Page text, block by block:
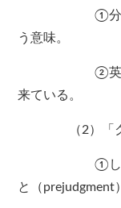
①分別する
う意味。
②英語の「
来ている。
（2）「クリ
①しかし、
と（prejudgment